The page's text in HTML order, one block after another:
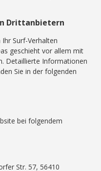
Drittanbietern
Surf-Verhalten
geschieht vor allem mit
Detaillierte Informationen
Sie in der folgenden
bei folgendem
Str. 57, 56410